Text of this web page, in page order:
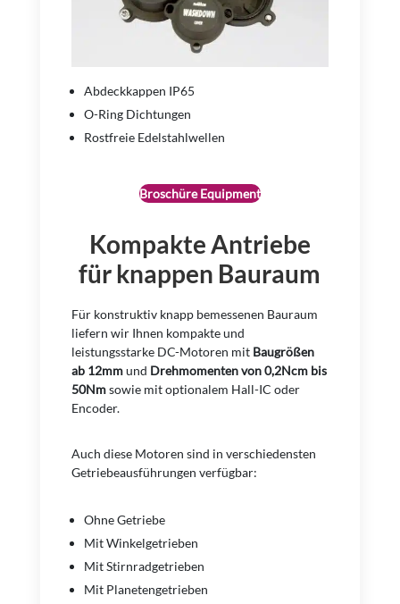
Abdeckkappen IP65
O-Ring Dichtungen
Rostfreie Edelstahlwellen
Broschüre Equipment
Kompakte Antriebe
für knappen Bauraum
Für konstruktiv knapp bemessenen Bauraum
liefern wir Ihnen kompakte und
leistungsstarke DC-Motoren mit Baugrößen
ab 12mmund Drehmomenten von 0,2Ncm bis
50Nmsowie mit optionalem Hall-IC oder
Encoder.
Auch diese Motoren sind in verschiedensten
Getriebeausführungen verfügbar:
Ohne Getriebe
Mit Winkelgetrieben
Mit Stirnradgetrieben
Mit Planetengetrieben